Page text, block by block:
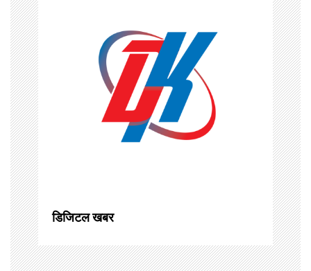
v
i
g
a
t
i
o
n
डिजिटल खबर